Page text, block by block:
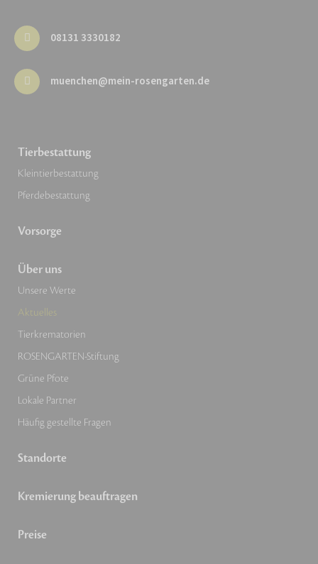
08131 3330182
muenchen@mein-rosengarten.de
Tierbestattung
Kleintierbestattung
Pferdebestattung
Vorsorge
Über uns
Unsere Werte
Aktuelles
Tierkrematorien
ROSENGARTEN-Stiftung
Grüne Pfote
Lokale Partner
Häufig gestellte Fragen
Standorte
Kremierung beauftragen
Preise